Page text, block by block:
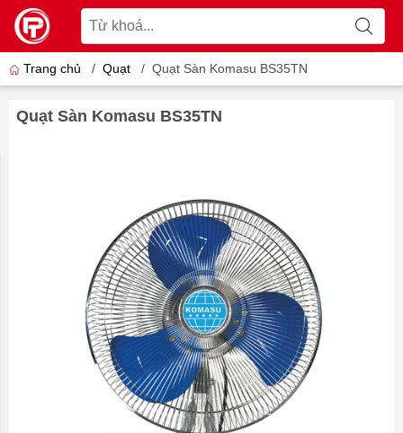
Trang chủ / Quạt / Quạt Sàn Komasu BS35TN
Quạt Sàn Komasu BS35TN